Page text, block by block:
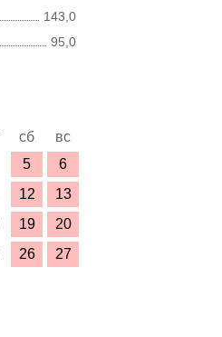
143,0
95,0
сб
вс
5
6
12
13
19
20
26
27